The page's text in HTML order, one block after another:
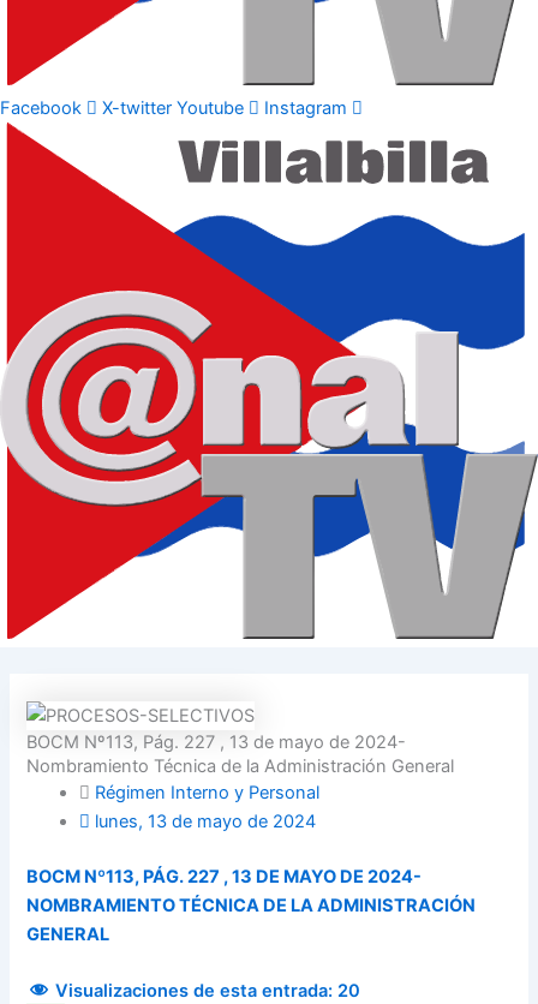
Facebook X-twitter Youtube Instagram
BOCM Nº113, Pág. 227 , 13 de mayo de 2024-
Nombramiento Técnica de la Administración General
Régimen Interno y Personal
lunes, 13 de mayo de 2024
BOCM Nº113, PÁG. 227 , 13 DE MAYO DE 2024-
NOMBRAMIENTO TÉCNICA DE LA ADMINISTRACIÓN
GENERAL
Visualizaciones de esta entrada: 20